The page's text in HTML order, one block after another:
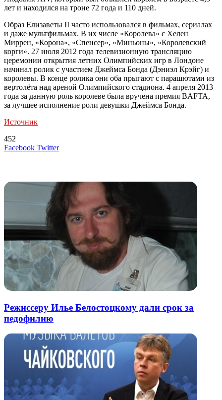
лет и находился на троне 72 года и 110 дней.
Образ Елизаветы II часто использовался в фильмах, сериалах
и даже мультфильмах. В их числе «Королева» с Хелен
Миррен, «Корона», «Спенсер», «Миньоны», «Королевский
корги». 27 июля 2012 года телевизионную трансляцию
церемонии открытия летних Олимпийских игр в Лондоне
начинал ролик с участием Джеймса Бонда (Дэниэл Крэйг) и
королевы. В конце ролика они оба прыгают с парашютами из
вертолёта над ареной Олимпийского стадиона. 4 апреля 2013
года за данную роль королеве была вручена премия BAFTA,
за лучшее исполнение роли девушки Джеймса Бонда.
Источник
452
Facebook TwitterLinkedIn
Tumblr
Reddit
Вконтакте
Одноклассники
Skype
Messenger
Messenger
WhatsApp
Telegram
Viber
Line
Поделиться
Печатать
Режиссеру Илье Белостоцкому дали срок за
педофилию